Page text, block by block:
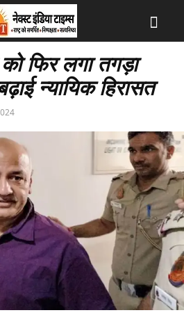
को फिर लगा तगड़ा
न्यायिक हिरासत